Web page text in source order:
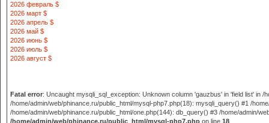
2026 февраль $
2026 март $
2026 апрель $
2026 май $
2026 июнь $
2026 июль $
2026 август $
Fatal error: Uncaught mysqli_sql_exception: Unknown column 'gauzbus' in 'field list' in
/home/admin/web/phinance.ru/public_html/mysql-php7.php(18): mysqli_query() #1 /
/home/admin/web/phinance.ru/public_html/one.php(144): db_query() #3 /home/admin/
/home/admin/web/phinance.ru/public_html/mysql-php7.php on line 18